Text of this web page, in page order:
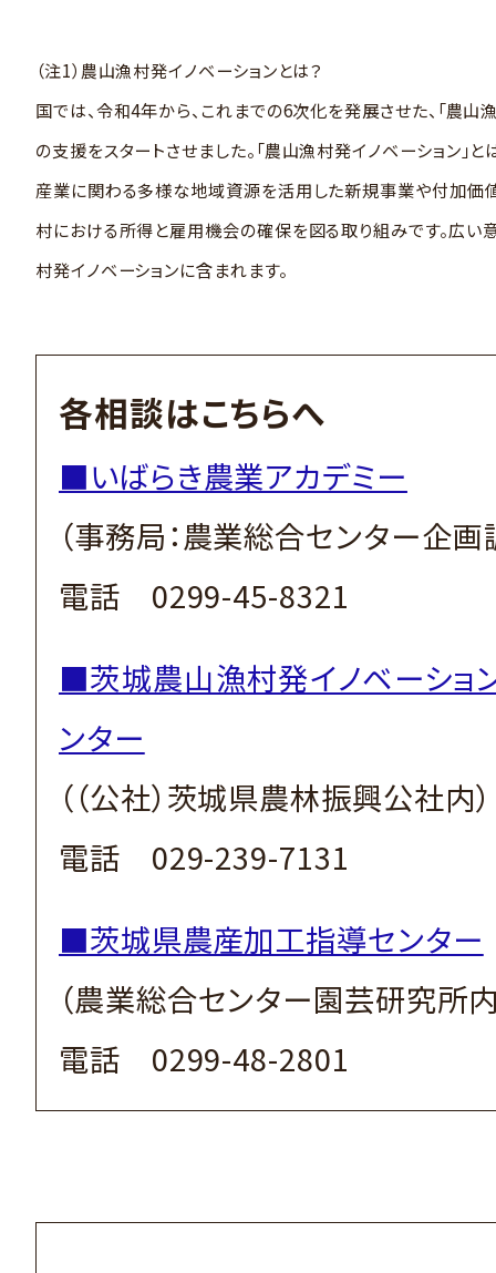
（注1）農山漁村発イノベーションとは？
国では、令和4年から、これまでの6次化を発展させた、「農山
の支援をスタートさせました。「農山漁村発イノベーション」
産業に関わる多様な地域資源を活用した新規事業や付加価
村における所得と雇用機会の確保を図る取り組みです。広い
村発イノベーションに含まれます。
各相談はこちらへ
■いばらき農業アカデミー
（事務局：農業総合センター企画
電話 0299-45-8321
■茨城農山漁村発イノベーショ
ンター
（（公社）茨城県農林振興公社内）
電話 029-239-7131
■茨城県農産加工指導センター
（農業総合センター園芸研究所内
電話 0299-48-2801